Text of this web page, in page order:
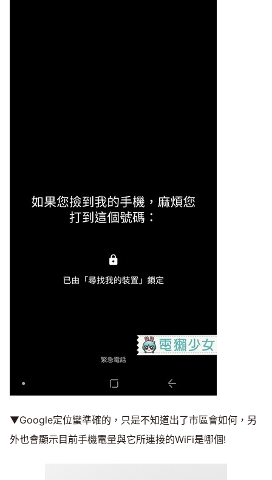
▼Google定位蠻準確的，只是不知道出了市區會如何，另
外也會顯示目前手機電量與它所連接的WiFi是哪個!